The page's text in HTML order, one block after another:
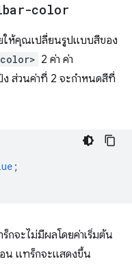
color
ให้คุณเปลี่ยนรูปแบบสีของ
2 ค่า ค่า
ง ส่วนค่าที่ 2 จะกำหนดสีที่
;
จะไม่มีผลโดยค่าเริ่มต้น
อน แทร็กจะแสดงขึ้น